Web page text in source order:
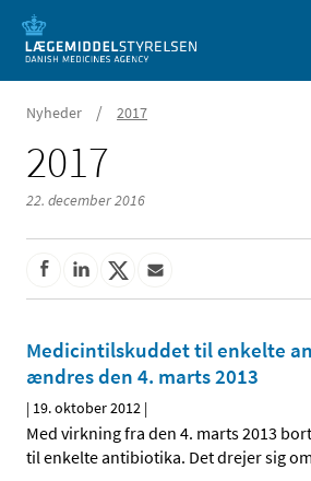
Nyheder / 2017
2017
22. december 2016
Medicintilskuddet til enkelte
ændres den 4. marts 2013
| 19. oktober 2012 |
Med virkning fra den 4. marts 2013
til enkelte antibiotika. Det drejer sig